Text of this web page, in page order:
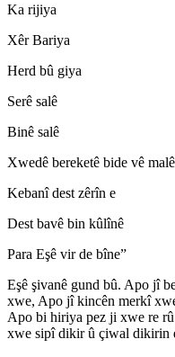
Ka rijiya
Xêr Bariya
Herd bû giya
Serê salê
Binê salê
Xwedê bereketê bide vê malê
Kebanî dest zêrîn e
Dest bavê bin kûlînê
Para Eşê vir de bîne”
Eşê şivanê gund bû. Apo jî
xwe, Apo jî kincên merkî
Apo bi hiriya pez ji xwe re
xwe sipî dikir û çiwal dikirin